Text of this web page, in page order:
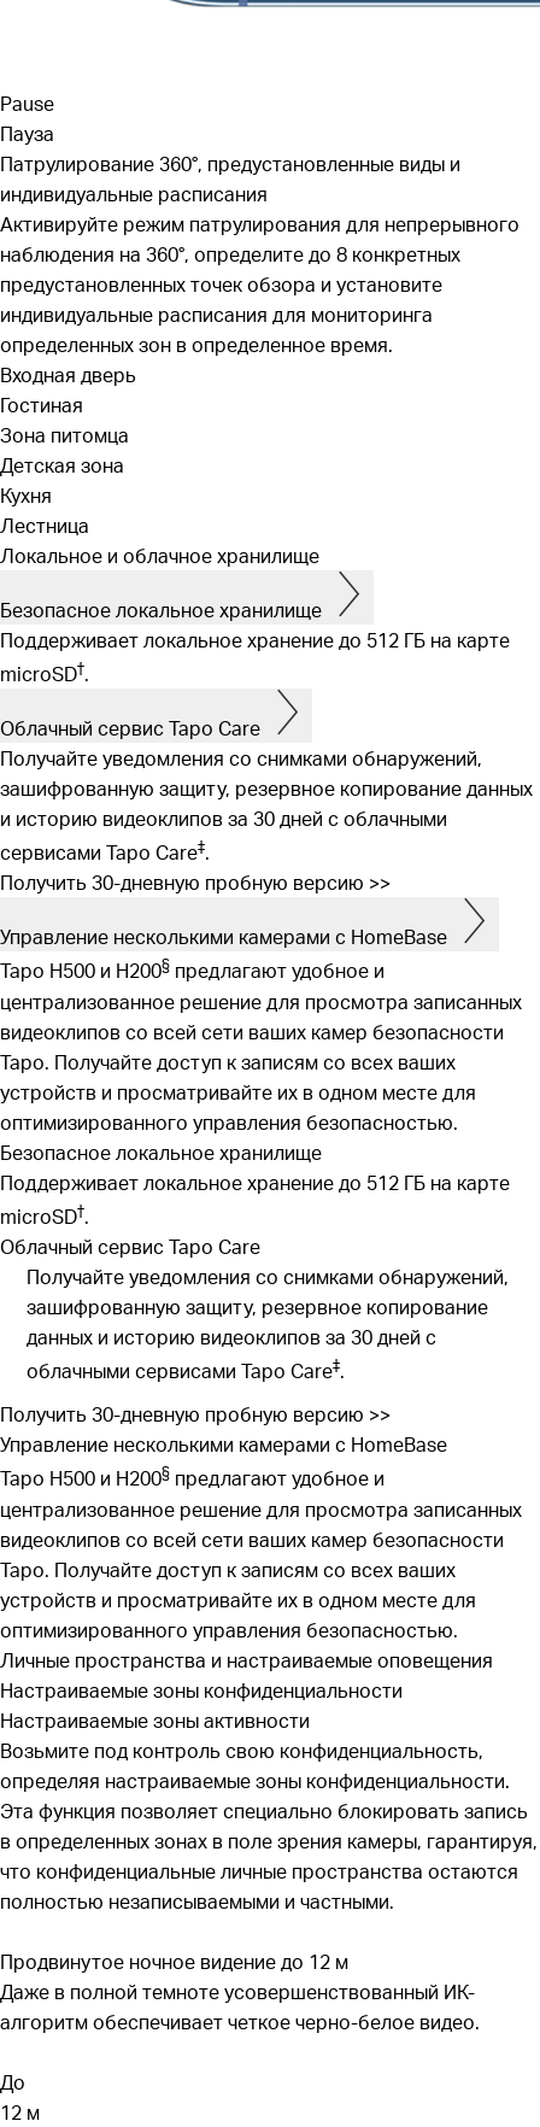
Pause
Пауза
Патрулирование 360°, предустановленные виды и
индивидуальные расписания
Активируйте режим патрулирования для непрерывного
наблюдения на 360°, определите до 8 конкретных
предустановленных точек обзора и установите
индивидуальные расписания для мониторинга
определенных зон в определенное время.
Входная дверь
Гостиная
Зона питомца
Детская зона
Кухня
Лестница
Локальное и облачное хранилище
Безопасное локальное хранилище
Поддерживает локальное хранение до 512 ГБ на карте
microSD†.
Облачный сервис Tapo Care
Получайте уведомления со снимками обнаружений,
зашифрованную защиту, резервное копирование данных
и историю видеоклипов за 30 дней с облачными
сервисами Tapo Care‡.
Получить 30-дневную пробную версию >>
Управление несколькими камерами с HomeBase
Tapo H500 и H200§ предлагают удобное и
централизованное решение для просмотра записанных
видеоклипов со всей сети ваших камер безопасности
Tapo. Получайте доступ к записям со всех ваших
устройств и просматривайте их в одном месте для
оптимизированного управления безопасностью.
Безопасное локальное хранилище
Поддерживает локальное хранение до 512 ГБ на карте
microSD†.
Облачный сервис Tapo Care
Получайте уведомления со снимками обнаружений,
зашифрованную защиту, резервное копирование
данных и историю видеоклипов за 30 дней с
облачными сервисами Tapo Care‡.
Получить 30-дневную пробную версию >>
Управление несколькими камерами с HomeBase
Tapo H500 и H200§ предлагают удобное и
централизованное решение для просмотра записанных
видеоклипов со всей сети ваших камер безопасности
Tapo. Получайте доступ к записям со всех ваших
устройств и просматривайте их в одном месте для
оптимизированного управления безопасностью.
Личные пространства и настраиваемые оповещения
Настраиваемые зоны конфиденциальности
Настраиваемые зоны активности
Возьмите под контроль свою конфиденциальность,
определяя настраиваемые зоны конфиденциальности.
Эта функция позволяет специально блокировать запись
в определенных зонах в поле зрения камеры, гарантируя,
что конфиденциальные личные пространства остаются
полностью незаписываемыми и частными.
Продвинутое ночное видение до 12 м
Даже в полной темноте усовершенствованный ИК-
алгоритм обеспечивает четкое черно-белое видео.
До
12 м